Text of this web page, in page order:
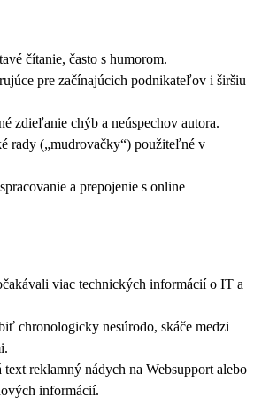
čítanie, často s humorom.
pre začínajúcich podnikateľov i širšiu
zdieľanie chýb a neúspechov autora.
rady („mudrovačky“) použiteľné v
a prepojenie s online
viac technických informácií o IT a
chronologicky nesúrodo, skáče medzi
text reklamný nádych na Websupport alebo
informácií.